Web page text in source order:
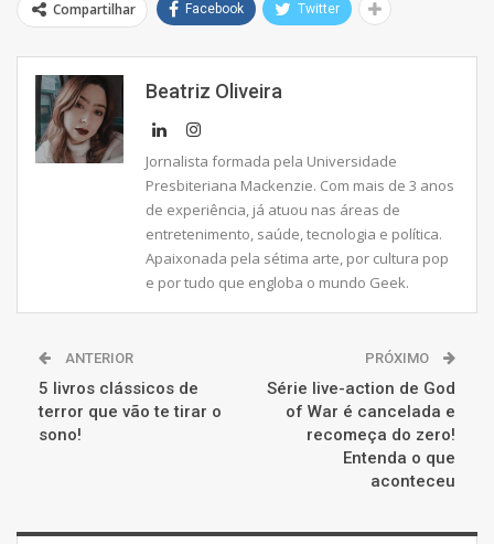
Compartilhar Facebook Twitter
Beatriz Oliveira
Jornalista formada pela Universidade
Presbiteriana Mackenzie. Com mais de 3 anos
de experiência, já atuou nas áreas de
entretenimento, saúde, tecnologia e política.
Apaixonada pela sétima arte, por cultura pop
e por tudo que engloba o mundo Geek.
ANTERIOR
5 livros clássicos de
terror que vão te tirar o
sono!
PRÓXIMO
Série live-action de God
of War é cancelada e
recomeça do zero!
Entenda o que
aconteceu